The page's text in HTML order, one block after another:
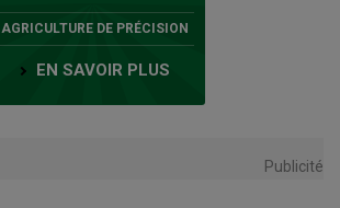
AGRICULTURE DE PRÉCISION
EN SAVOIR PLUS
Publicité